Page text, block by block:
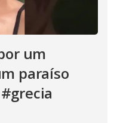
um
paraíso